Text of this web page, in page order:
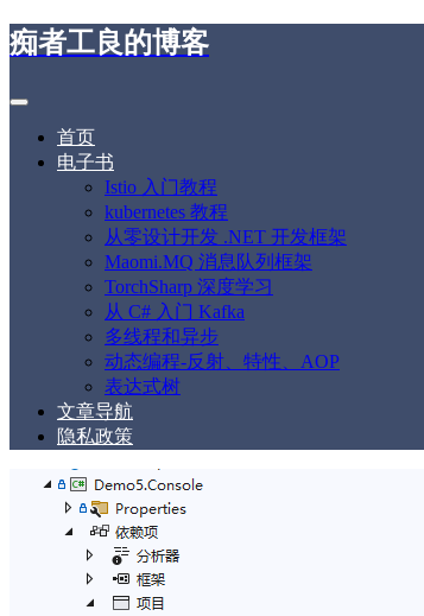
痴者工良的博客
首页
电子书
Istio 入门教程
kubernetes 教程
从零设计开发 .NET 开发框架
Maomi.MQ 消息队列框架
TorchSharp 深度学习
从 C# 入门 Kafka
多线程和异步
动态编程-反射、特性、AOP
表达式树
文章导航
隐私政策